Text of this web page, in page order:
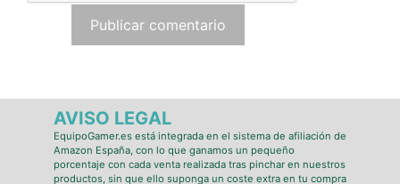
AVISO LEGAL
EquipoGamer.es está integrada en el sistema de afiliación de
Amazon España, con lo que ganamos un pequeño
porcentaje con cada venta realizada tras pinchar en nuestros
productos, sin que ello suponga un coste extra en tu compra